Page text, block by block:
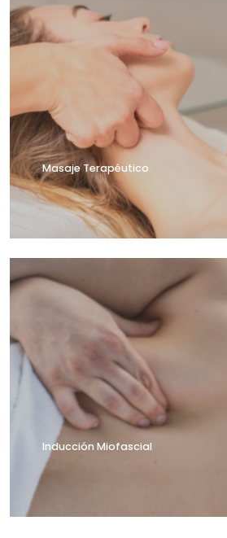
Masaje Terapéutico
Inducción Miofascial